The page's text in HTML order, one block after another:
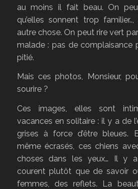
au moins il fait beau. On
qu’elles sonnent trop
autre chose. On peut rire vert
malade : pas de complaisance
pitié.
Mais ces photos, Monsieur,
sourire ?
Ces images, elles sont
vacances en solitaire : il y a de
grises à force d’être bleues.
même écrasés, ces chiens
choses dans les yeux… Il y
courent plutôt que de savoir
femmes, des reflets. La